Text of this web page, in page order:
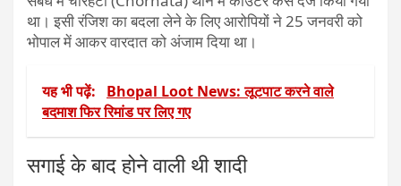
था। इसी रंजिश का बदला लेने के लिए आरोपियों ने 25 जनवरी को
भोपाल में आकर वारदात को अंजाम दिया था।
यह भी पढ़ें:
Bhopal Loot News: लूटपाट करने वाले
बदमाश फिर रिमांड पर लिए गए
सगाई के बाद होने वाली थी शादी